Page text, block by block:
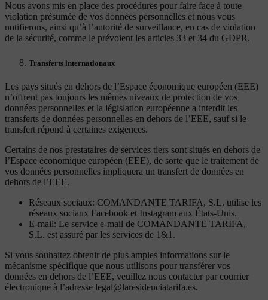
Nous avons mis en place des procédures pour faire face à toute
violation présumée de vos données personnelles et nous vous
notifierons, ainsi qu’à l’autorité de surveillance, en cas de violation
de la sécurité, comme le prévoient les articles 33 et 34 du GDPR.
Transferts internationaux
Les pays situés en dehors de l’Espace économique européen (EEE)
n’offrent pas toujours les mêmes niveaux de protection de vos
données personnelles et la législation européenne a interdit les
transferts de données personnelles en dehors de l’EEE, sauf si le
transfert répond à certaines exigences.
Certains de nos prestataires de services tiers sont situés en dehors de
l’Espace économique européen (EEE), de sorte que le traitement de
vos données personnelles impliquera un transfert de données en
dehors de l’EEE.
Réseaux sociaux: COMANDANTE TARIFA, S.L. utilise les
réseaux sociaux Facebook et Instagram aux États-Unis.
E-mail: Le service e-mail de COMANDANTE TARIFA,
S.L. est assuré par les services de 1&1.
Si vous souhaitez obtenir de plus amples informations sur le
mécanisme spécifique que nous utilisons pour transférer vos
données en dehors de l’EEE, veuillez nous contacter par courrier
électronique à l’adresse legal@laresidenciatarifa.es.